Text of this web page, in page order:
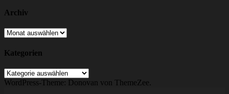
Archiv
Archiv
Kategorien
Kategorien
WordPress-Theme: Donovan von ThemeZee.